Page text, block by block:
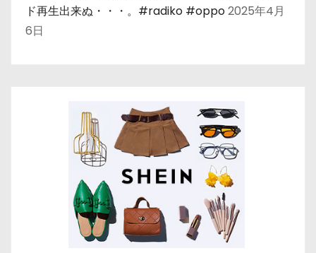
ド再生出来ぬ・・・。#radiko #oppo2025年4月
6日